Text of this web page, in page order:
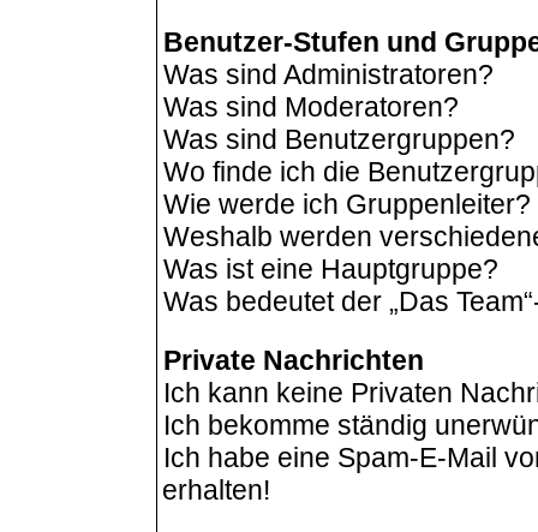
Benutzer-Stufen und
Was sind Administratoren?
Was sind Moderatoren?
Was sind Benutzergruppen?
Wo finde ich die
Wie werde ich Gruppenleiter?
Weshalb werden
Was ist eine Hauptgruppe?
Was bedeutet der „Das
Private Nachrichten
Ich kann keine Privaten
Ich bekomme ständig
Ich habe eine Spam-E-Mail
erhalten!